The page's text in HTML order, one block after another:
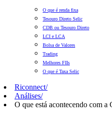
O que é renda fixa
Tesouro Direto Selic
CDB ou Tesouro Direto
LCI e LCA
Bolsa de Valores
Trading
Melhores FIIs
O que é Taxa Selic
Riconnect/
Análises/
O que está acontecendo com